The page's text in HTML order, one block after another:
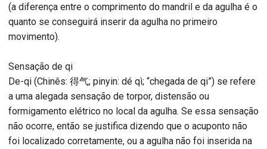
(a diferença entre o comprimento do mandril e da agulha é o
quanto se conseguirá inserir da agulha no primeiro
movimento).
Sensação de qi
De-qi (Chinês: 得气; pinyin: dé qì; “chegada de qi”) se refere
a uma alegada sensação de torpor, distensão ou
formigamento elétrico no local da agulha. Se essa sensação
não ocorre, então se justifica dizendo que o acuponto não
foi localizado corretamente, ou a agulha não foi inserida na